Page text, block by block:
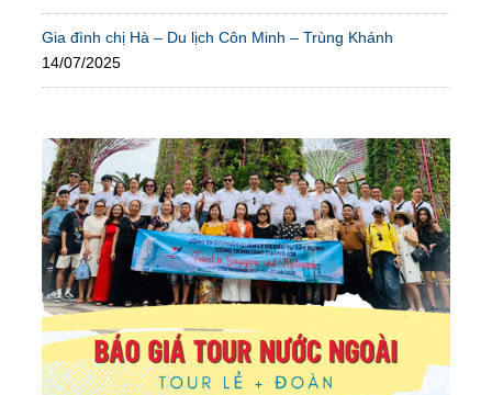
Gia đình chị Hà – Du lịch Côn Minh – Trùng Khánh
14/07/2025